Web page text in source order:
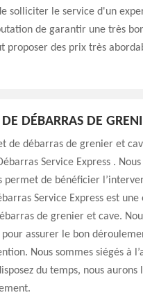
solliciter le service d'un
de garantir une très
proposer des prix très
DÉBARRAS DE
de débarras de grenier et
Service Express .
permet de bénéficier
Service Express est
de grenier et cave.
assurer le bon
Nous sommes siégés à
du temps, nous